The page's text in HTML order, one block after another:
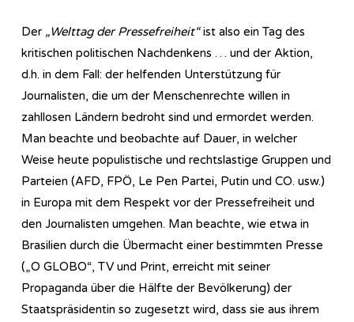
Der „Welttag der Pressefreiheit“ist also ein Tag des
kritischen politischen Nachdenkens … und der Aktion,
d.h. in dem Fall: der helfenden Unterstützung für
Journalisten, die um der Menschenrechte willen in
zahllosen Ländern bedroht sind und ermordet werden.
Man beachte und beobachte auf Dauer, in welcher
Weise heute populistische und rechtslastige Gruppen und
Parteien (AFD, FPÖ, Le Pen Partei, Putin und CO. usw.)
in Europa mit dem Respekt vor der Pressefreiheit und
den Journalisten umgehen. Man beachte, wie etwa in
Brasilien durch die Übermacht einer bestimmten Presse
(„O GLOBO“, TV und Print, erreicht mit seiner
Propaganda über die Hälfte der Bevölkerung) der
Staatspräsidentin so zugesetzt wird, dass sie aus ihrem